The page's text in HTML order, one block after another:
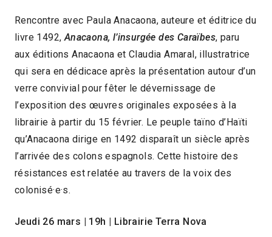
Rencontre avec Paula Anacaona, auteure et éditrice du
livre 1492, Anacaona, l’insurgée des Caraïbes, paru
aux éditions Anacaona et Claudia Amaral, illustratrice
qui sera en dédicace après la présentation autour d’un
verre convivial pour fêter le dévernissage de
l’exposition des œuvres originales exposées à la
librairie à partir du 15 février. Le peuple taïno d’Haïti
qu’Anacaona dirige en 1492 disparaît un siècle après
l’arrivée des colons espagnols. Cette histoire des
résistances est relatée au travers de la voix des
colonisé·e·s.
Jeudi 26 mars | 19h | Librairie Terra Nova